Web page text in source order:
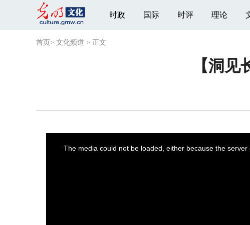
时政 国际 时评 理论
首页 > 文化频道 > 正文
【洞
The media could not be loaded, either because the